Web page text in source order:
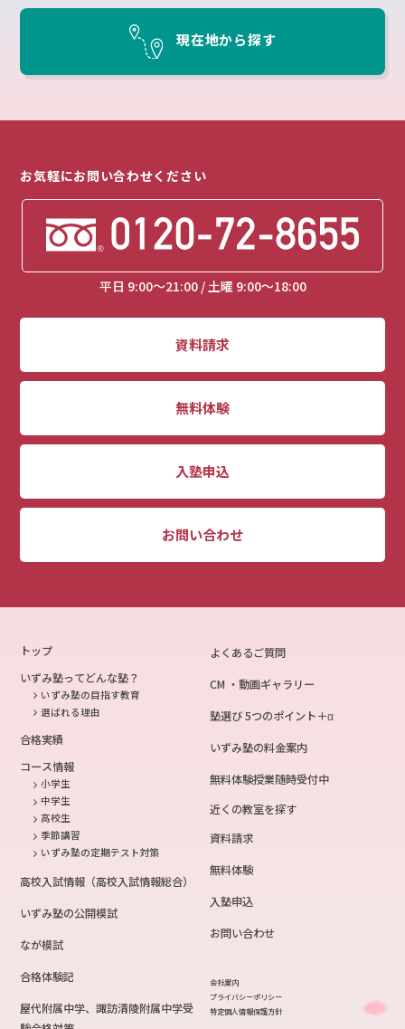
現在地から探す
お気軽にお問い合わせください
平日 9:00～21:00 / 土曜 9:00～18:00
資料請求
無料体験
入塾申込
お問い合わせ
トップ
いずみ塾ってどんな塾？
いずみ塾の目指す教育
選ばれる理由
合格実績
コース情報
小学生
中学生
高校生
季節講習
いずみ塾の定期テスト対策
高校入試情報（高校入試情報総合）
いずみ塾の公開模試
なが模試
合格体験記
屋代附属中学、諏訪清陵附属中学受
よくあるご質問
CM ・動画ギャラリー
塾選び 5つのポイント＋α
いずみ塾の料金案内
無料体験授業随時受付中
近くの教室を探す
資料請求
無料体験
入塾申込
お問い合わせ
会社案内
プライバシーポリシー
特定個人情報保護方針